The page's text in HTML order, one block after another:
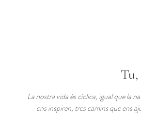
La nostra vida és cíclica, igual que la
ens inspiren, tres camins que ens